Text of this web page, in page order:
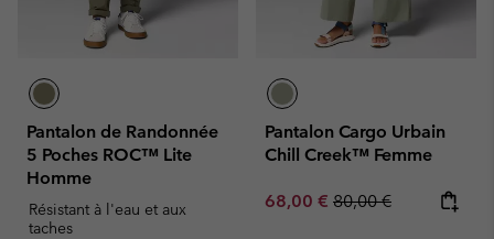
Pantalon de Randonnée
5 Poches ROC™ Lite
Homme
Résistant à l'eau et aux
taches
Pantalon Cargo Urbain
Chill Creek™ Femme
Sale price:
68,00 € Regular price:
80,00 €